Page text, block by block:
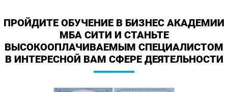
ПРОЙДИТЕ ОБУЧЕНИЕ В БИЗНЕС АКАДЕМИИ
МБА СИТИ И СТАНЬТЕ
ВЫСОКООПЛАЧИВАЕМЫМ СПЕЦИАЛИСТОМ
В ИНТЕРЕСНОЙ ВАМ СФЕРЕ ДЕЯТЕЛЬНОСТИ